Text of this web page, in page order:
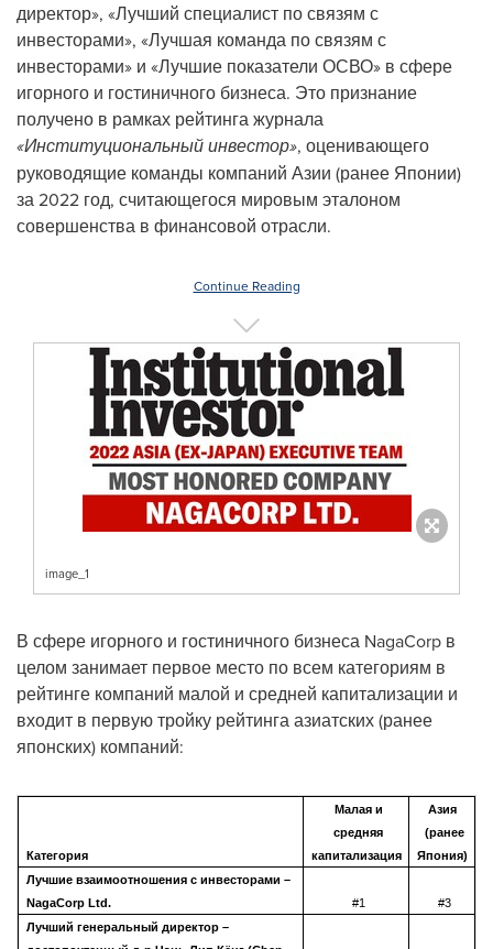
директор», «Лучший специалист по связям с
инвесторами», «Лучшая команда по связям с
инвесторами» и «Лучшие показатели ОСВО» в сфере
игорного и гостиничного бизнеса. Это признание
получено в рамках рейтинга журнала
«Институциональный инвестор», оценивающего
руководящие команды компаний Азии (ранее Японии)
за 2022 год, считающегося мировым эталоном
совершенства в финансовой отрасли.
Continue Reading
image_1
В сфере игорного и гостиничного бизнеса NagaCorp в
целом занимает первое место по всем категориям в
рейтинге компаний малой и средней капитализации и
входит в первую тройку рейтинга азиатских (ранее
японских) компаний:
Категория
Малая и
средняя
капитализация
Азия
(ранее
Япония)
Лучшие взаимоотношения с инвесторами –
NagaCorp Ltd.
#1
#3
Лучший генеральный директор –